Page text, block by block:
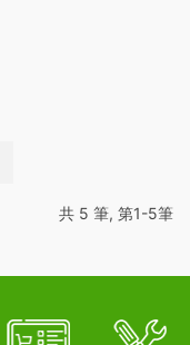
共 5 筆, 第1-5筆